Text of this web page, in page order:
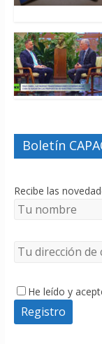
Boletín
Recibe las
He leído y